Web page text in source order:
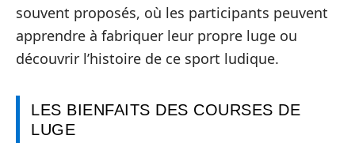
souvent proposés, où les participants peuvent
apprendre à fabriquer leur propre luge ou
découvrir l’histoire de ce sport ludique.
LES BIENFAITS DES COURSES DE
LUGE